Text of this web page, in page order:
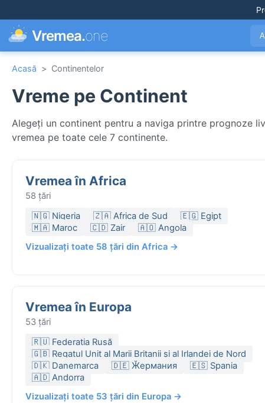
Vremea.one
Acasă > Continentelor
Vreme pe Continent
Alegeți un continent pentru a naviga printre prognoze
vremea pe toate cele 7 continente.
Vremea în Africa
58 țări
🇳🇬 Nigeria
🇿🇦 Africa de Sud
🇪🇬 Egipt
🇲🇦 Maroc
🇨🇩 Zair
🇦🇴 Angola
Vizualizați toate 58 țări din Africa →
Vremea în Europa
53 țări
🇷🇺 Federația Rusă
🇬🇧 Regatul Unit al Marii Britanii și al Irlandei de Nord
🇩🇰 Danemarca
🇩🇪 Ӂермания
🇪🇸 Spania
🇦🇩 Andorra
Vizualizați toate 53 țări din Europa →